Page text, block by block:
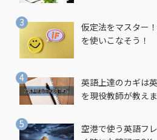
仮定法をマスター
を使いこなそう！
英語上達のカギは
を現役教師が教えま
空港で使う英語フ